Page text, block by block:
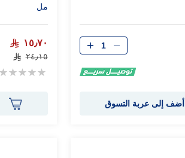
الكمية
أضف إلى عربة التسوق
مل
١٥٫٧٠
٢٤٫١٥
Rating: